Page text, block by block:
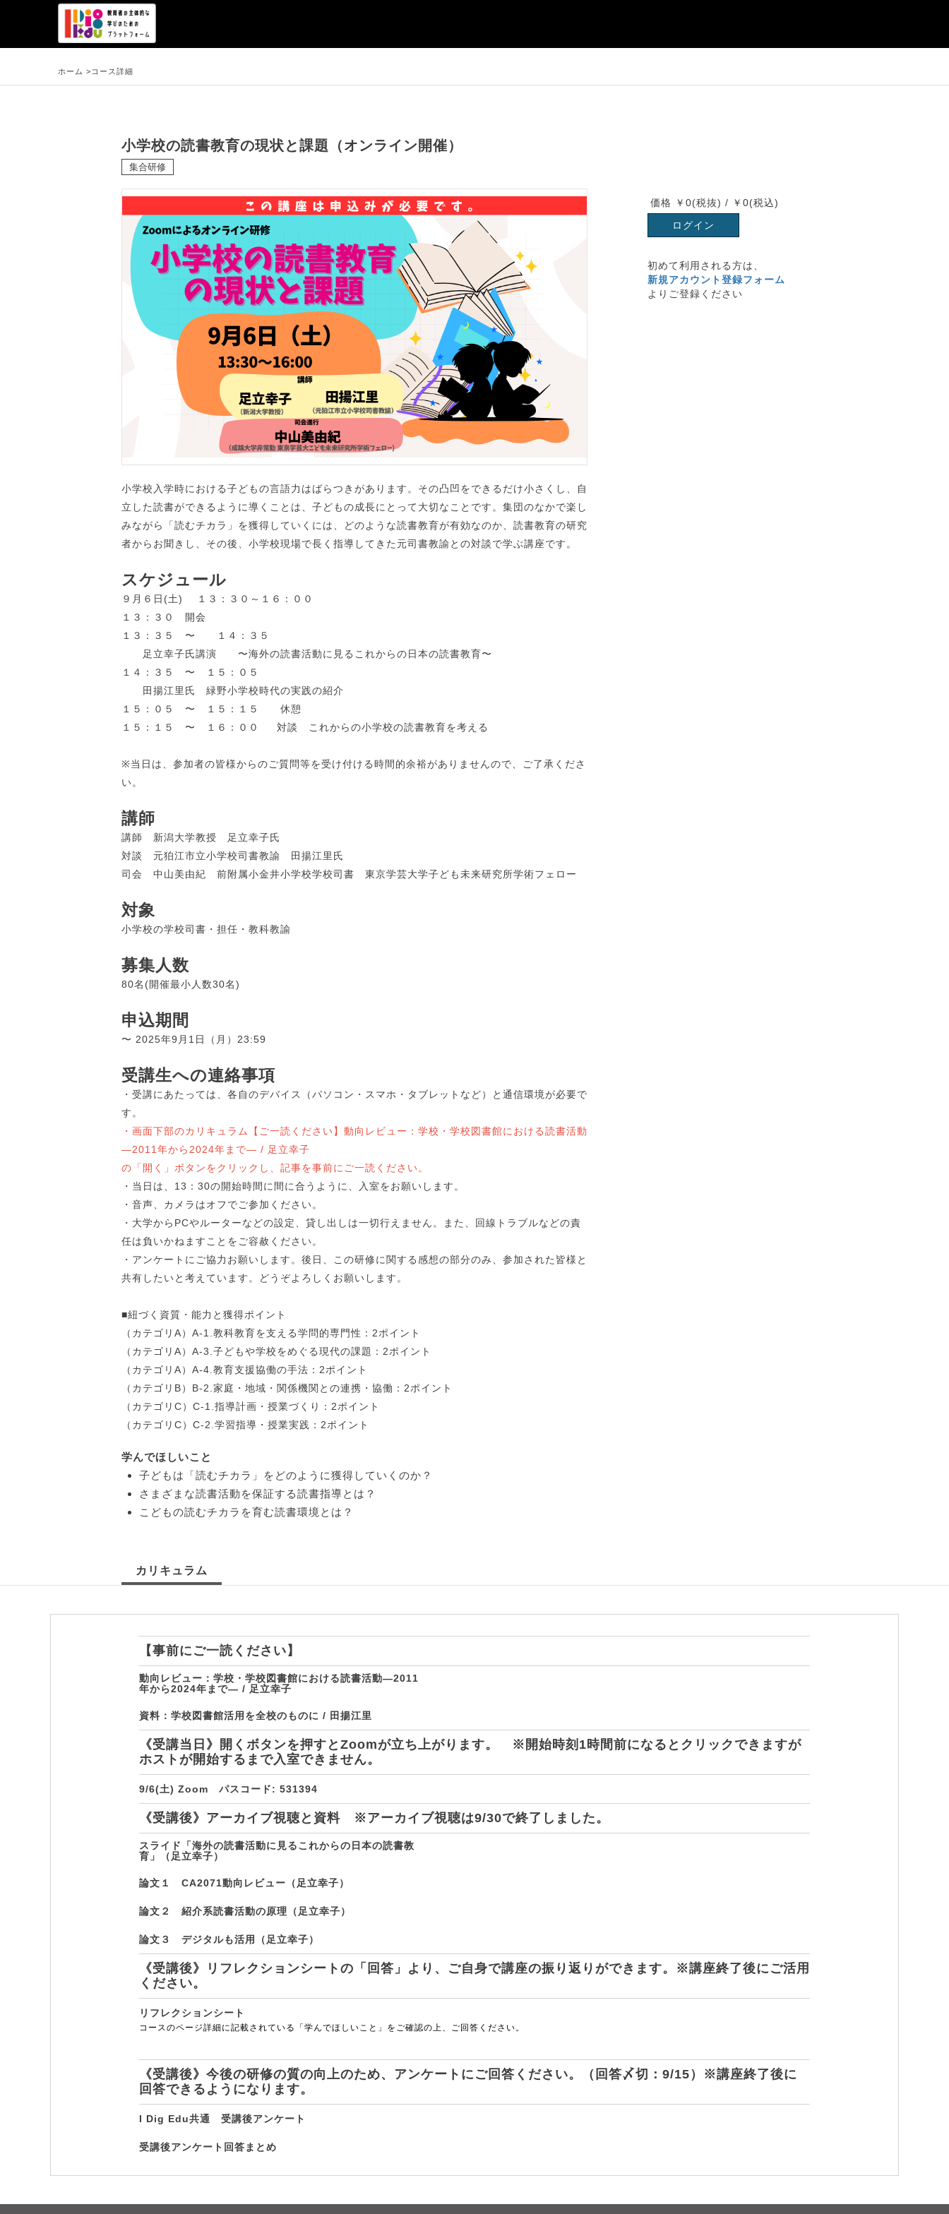
ホーム > コース詳細
小学校の読書教育の現状と課題（オンライン開催）
集合研修
小学校入学時における子どもの言語力はばらつきがあります。その凸凹をできるだけ小さくし、自
立した読書ができるように導くことは、子どもの成長にとって大切なことです。集団のなかで楽し
みながら「読むチカラ」を獲得していくには、どのような読書教育が有効なのか、読書教育の研究
者からお聞きし、その後、小学校現場で長く指導してきた元司書教諭との対談で学ぶ講座です。
スケジュール
９月６日(土) １３：３０～１６：００
１３：３０ 開会
１３：３５ 〜 １４：３５
足立幸子氏講演 〜海外の読書活動に見るこれからの日本の読書教育〜
１４：３５ 〜 １５：０５
田揚江里氏 緑野小学校時代の実践の紹介
１５：０５ 〜 １５：１５ 休憩
１５：１５ 〜 １６：００ 対談 これからの小学校の読書教育を考える
※当日は、参加者の皆様からのご質問等を受け付ける時間的余裕がありませんので、ご了承くださ
い。
講師
講師 新潟大学教授 足立幸子氏
対談 元狛江市立小学校司書教諭 田揚江里氏
司会 中山美由紀 前附属小金井小学校学校司書 東京学芸大学子ども未来研究所学術フェロー
対象
小学校の学校司書・担任・教科教諭
募集人数
80名(開催最小人数30名)
申込期間
〜 2025年9月1日（月）23:59
受講生への連絡事項
・受講にあたっては、各自のデバイス（パソコン・スマホ・タブレットなど）と通信環境が必要で
す。
・画面下部のカリキュラム【ご一読ください】動向レビュー：学校・学校図書館における読書活動
―2011年から2024年まで― / 足立幸子
の「開く」ボタンをクリックし、記事を事前にご一読ください。
・当日は、13：30の開始時間に間に合うように、入室をお願いします。
・音声、カメラはオフでご参加ください。
・大学からPCやルーターなどの設定、貸し出しは一切行えません。また、回線トラブルなどの責
任は負いかねますことをご容赦ください。
・アンケートにご協力お願いします。後日、この研修に関する感想の部分のみ、参加された皆様と
共有したいと考えています。どうぞよろしくお願いします。
■紐づく資質・能力と獲得ポイント
（カテゴリA）A-1.教科教育を支える学問的専門性：2ポイント
（カテゴリA）A-3.子どもや学校をめぐる現代の課題：2ポイント
（カテゴリA）A-4.教育支援協働の手法：2ポイント
（カテゴリB）B-2.家庭・地域・関係機関との連携・協働：2ポイント
（カテゴリC）C-1.指導計画・授業づくり：2ポイント
（カテゴリC）C-2.学習指導・授業実践：2ポイント
学んでほしいこと
子どもは「読むチカラ」をどのように獲得していくのか？
さまざまな読書活動を保証する読書指導とは？
こどもの読むチカラを育む読書環境とは？
価格 ￥0(税抜) / ￥0(税込)
ログイン
初めて利用される方は、
新規アカウント登録フォーム
よりご登録ください
カリキュラム
【事前にご一読ください】
動向レビュー：学校・学校図書館における読書活動―2011
年から2024年まで― / 足立幸子
資料：学校図書館活用を全校のものに / 田揚江里
《受講当日》開くボタンを押すとZoomが立ち上がります。 ※開始時刻1時間前になるとクリックできますが
ホストが開始するまで入室できません。
9/6(土) Zoom パスコード: 531394
《受講後》アーカイブ視聴と資料 ※アーカイブ視聴は9/30で終了しました。
スライド「海外の読書活動に見るこれからの日本の読書教
育」（足立幸子）
論文１ CA2071動向レビュー（足立幸子）
論文２ 紹介系読書活動の原理（足立幸子）
論文３ デジタルも活用（足立幸子）
《受講後》リフレクションシートの「回答」より、ご自身で講座の振り返りができます。※講座終了後にご活用
ください。
リフレクションシート
コースのページ詳細に記載されている「学んでほしいこと」をご確認の上、ご回答ください。
《受講後》今後の研修の質の向上のため、アンケートにご回答ください。（回答〆切：9/15）※講座終了後に
回答できるようになります。
I Dig Edu共通 受講後アンケート
受講後アンケート回答まとめ